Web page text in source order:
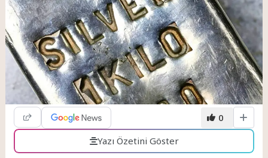
0
Yazı Özetini Göster